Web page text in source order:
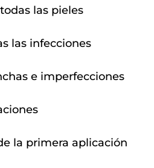
las pieles
las infecciones
e imperfecciones
la primera aplicación